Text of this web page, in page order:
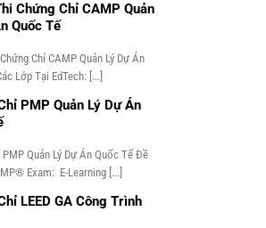
Chứng Chỉ CAMP Quản
Quốc Tế
Chỉ CAMP Quản Lý Dự Án
Lớp Tại EdTech: [...]
PMP Quản Lý Dự Án
PMP Quản Lý Dự Án Quốc Tế Đề
Exam: E-Learning [...]
LEED GA Công Trình